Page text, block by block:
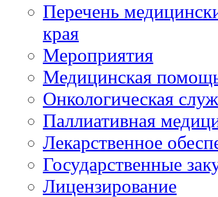
Перечень
края
Мероприятия
Медицинская
Онкологическая
Паллиативная
Лекарственное
Государственные
Лицензирование